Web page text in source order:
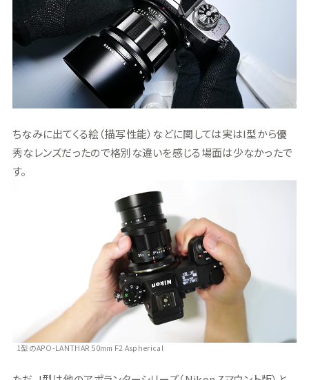
ちなみに出てくる絵（描写性能）などに関しては実はI型から優
秀なレンズだったので格別な違いを感じる場面は少なかったで
す。
1型のAPO-LANTHAR 50mm F2 Aspherical